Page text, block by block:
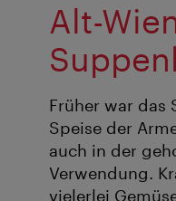
Alt-
Früher war das
Speise der
auch in der
Verwendung.
vielerlei